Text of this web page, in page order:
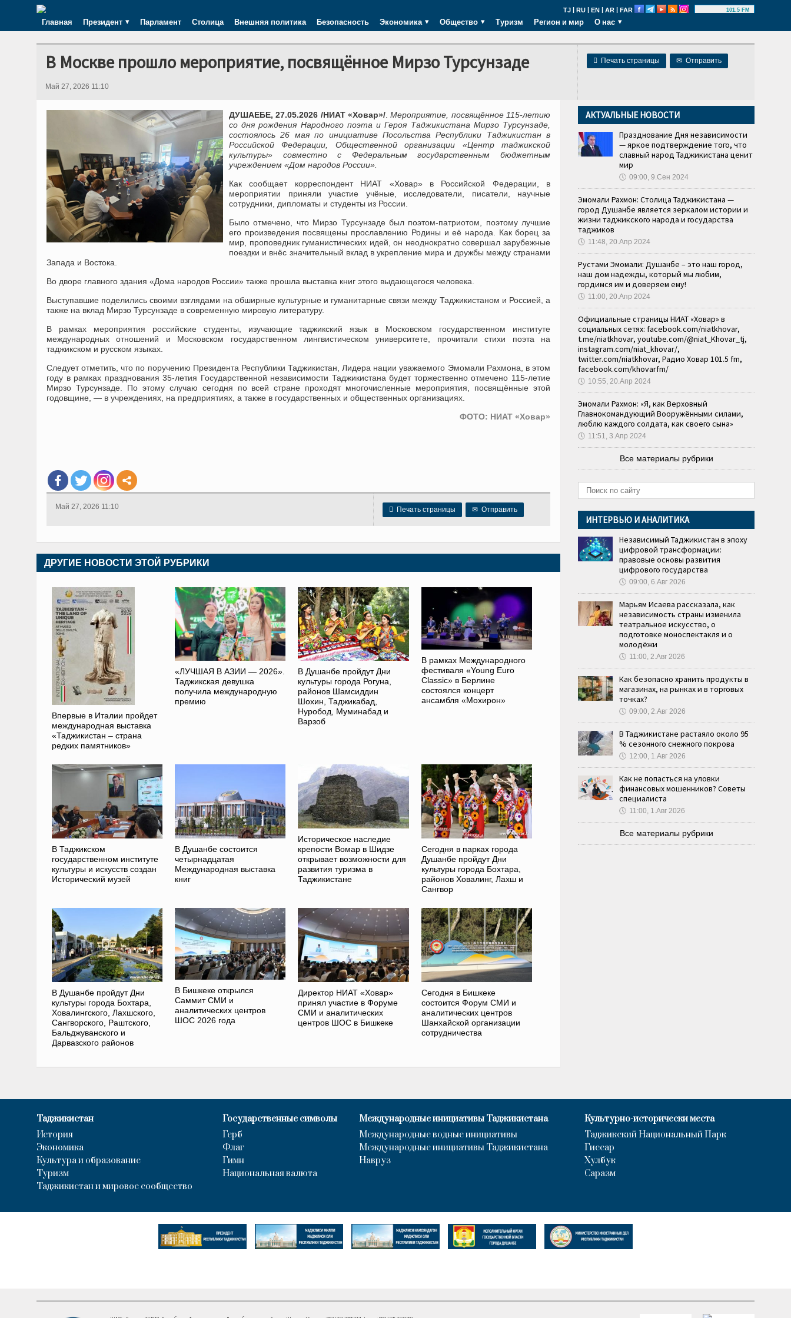
TJ | RU | EN | AR | FAR 101.5 FM
Главная Президент Парламент Столица Внешняя политика Безопасность Экономика Общество Туризм Регион и мир О нас
 Печать страницы ✉ Отправить
В Москве прошло мероприятие, посвящённое Мирзо Турсунзаде
Май 27, 2026 11:10
ДУШАЕБЕ, 27.05.2026 /НИАТ «Ховар»/ .Мероприятие, посвящённое 115-летию
со дня рождения Народного поэта и Героя Таджикистана Мирзо Турсунзаде,
состоялось 26 мая по инициативе Посольства Республики Таджикистан в
Российской Федерации, Общественной организации «Центр таджикской
культуры» совместно с Федеральным государственным бюджетным
учреждением «Дом народов России».
Как сообщает корреспондент НИАТ «Ховар» в Российской Федерации, в
мероприятии приняли участие учёные, исследователи, писатели, научные
сотрудники, дипломаты и студенты из России.
Было отмечено, что Мирзо Турсунзаде был поэтом-патриотом, поэтому лучшие
его произведения посвящены прославлению Родины и её народа. Как борец за
мир, проповедник гуманистических идей, он неоднократно совершал зарубежные
поездки и внёс значительный вклад в укрепление мира и дружбы между странами
Запада и Востока.
Во дворе главного здания «Дома народов России» также прошла выставка книг этого выдающегося человека.
Выступавшие поделились своими взглядами на обширные культурные и гуманитарные связи между Таджикистаном и Россией, а
также на вклад Мирзо Турсунзаде в современную мировую литературу.
В рамках мероприятия российские студенты, изучающие таджикский язык в Московском государственном институте
международных отношений и Московском государственном лингвистическом университете, прочитали стихи поэта на
таджикском и русском языках.
Следует отметить, что по поручению Президента Республики Таджикистан, Лидера нации уважаемого Эмомали Рахмона, в этом
году в рамках празднования 35-летия Государственной независимости Таджикистана будет торжественно отмечено 115-летие
Мирзо Турсунзаде. По этому случаю сегодня по всей стране проходят многочисленные мероприятия, посвящённые этой
годовщине, — в учреждениях, на предприятиях, а также в государственных и общественных организациях.
ФОТО: НИАТ «Ховар»
 Печать страницы ✉ Отправить
Май 27, 2026 11:10
ДРУГИЕ НОВОСТИ ЭТОЙ РУБРИКИ
Впервые в Италии пройдет
международная выставка
«Таджикистан – страна
редких памятников»
«ЛУЧШАЯ В АЗИИ — 2026».
Таджикская девушка
получила международную
премию
В Душанбе пройдут Дни
культуры города Рогуна,
районов Шамсиддин
Шохин, Таджикабад,
Нуробод, Муминабад и
Варзоб
В рамках Международного
фестиваля «Young Euro
Classic» в Берлине
состоялся концерт
ансамбля «Мохирон»
В Таджикском
государственном институте
культуры и искусств создан
Исторический музей
В Душанбе состоится
четырнадцатая
Международная выставка
книг
Историческое наследие
крепости Вомар в Шидзе
открывает возможности для
развития туризма в
Таджикистане
Сегодня в парках города
Душанбе пройдут Дни
культуры города Бохтара,
районов Ховалинг, Лахш и
Сангвор
В Душанбе пройдут Дни
культуры города Бохтара,
Ховалингского, Лахшского,
Сангворского, Раштского,
Бальджуванского и
Дарвазского районов
В Бишкеке открылся
Саммит СМИ и
аналитических центров
ШОС 2026 года
Директор НИАТ «Ховар»
принял участие в Форуме
СМИ и аналитических
центров ШОС в Бишкеке
Сегодня в Бишкеке
состоится Форум СМИ и
аналитических центров
Шанхайской организации
сотрудничества
АКТУАЛЬНЫЕ НОВОСТИ
Празднование Дня независимости
— яркое подтверждение того, что
славный народ Таджикистана ценит
мир
🕔 09:00, 9.Сен 2024
Эмомали Рахмон: Столица Таджикистана —
город Душанбе является зеркалом истории и
жизни таджикского народа и государства
таджиков
🕔 11:48, 20.Апр 2024
Рустами Эмомали: Душанбе – это наш город,
наш дом надежды, который мы любим,
гордимся им и доверяем ему!
🕔 11:00, 20.Апр 2024
Официальные страницы НИАТ «Ховар» в
социальных сетях: facebook.com/niatkhovar,
t.me/niatkhovar, youtube.com/@niat_Khovar_tj,
instagram.com/niat_khovar/,
twitter.com/niatkhovar, Радио Ховар 101.5 fm,
facebook.com/khovarfm/
🕔 10:55, 20.Апр 2024
Эмомали Рахмон: «Я, как Верховный
Главнокомандующий Вооружёнными силами,
люблю каждого солдата, как своего сына»
🕔 11:51, 3.Апр 2024
Все материалы рубрики
ИНТЕРВЬЮ И АНАЛИТИКА
Независимый Таджикистан в эпоху
цифровой трансформации:
правовые основы развития
цифрового государства
🕔 09:00, 6.Авг 2026
Марьям Исаева рассказала, как
независимость страны изменила
театральное искусство, о
подготовке моноспектакля и о
молодёжи
🕔 11:00, 2.Авг 2026
Как безопасно хранить продукты в
магазинах, на рынках и в торговых
точках?
🕔 09:00, 2.Авг 2026
В Таджикистане растаяло около 95
% сезонного снежного покрова
🕔 12:00, 1.Авг 2026
Как не попасться на уловки
финансовых мошенников? Советы
специалиста
🕔 11:00, 1.Авг 2026
Все материалы рубрики
Таджикистан
История
Экономика
Культура и образование
Туризм
Таджикистан и мировое сообщество
Государственные символы
Герб
Флаг
Гимн
Национальная валюта
Международные инициативы Таджикистана
Международные водные инициативы
Международные инициативы Таджикистана
Навруз
Культурно-исторически места
Таджикский Национальный Парк
Гиссар
Хулбук
Саразм